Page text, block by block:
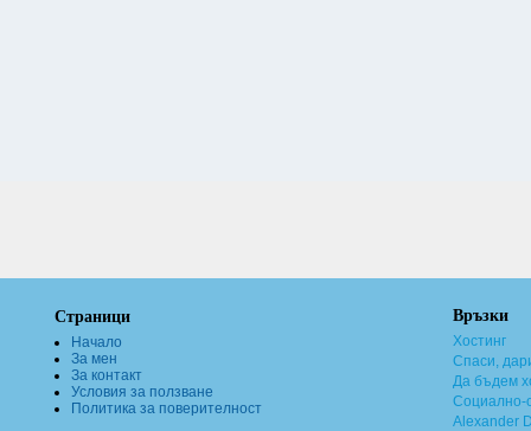
Страници
Начало
За мен
За контакт
Условия за ползване
Политика за поверителност
Връзки
Хостинг
Спаси,
Да бъдем
Социално-
Alexander